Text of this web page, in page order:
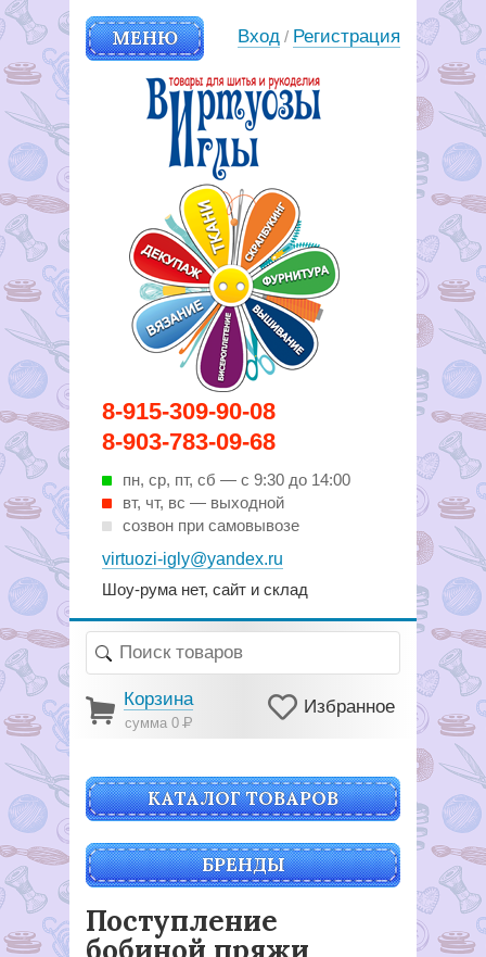
8-915-309-90-08
8-903-783-09-68
пн, ср, пт, cб — с 9:30 до 14:00
вт, чт, вс — выходной
созвон при самовывозе
virtuozi-igly@yandex.ru
Шоу-рума нет, сайт и склад
МЕНЮ
Вирутозы иглы. Товары для
шитья и рукоделья
Вход / Регистрация
Корзина
сумма 0Р
Избранное
КАТАЛОГ ТОВАРОВ
БРЕНДЫ
Поступление